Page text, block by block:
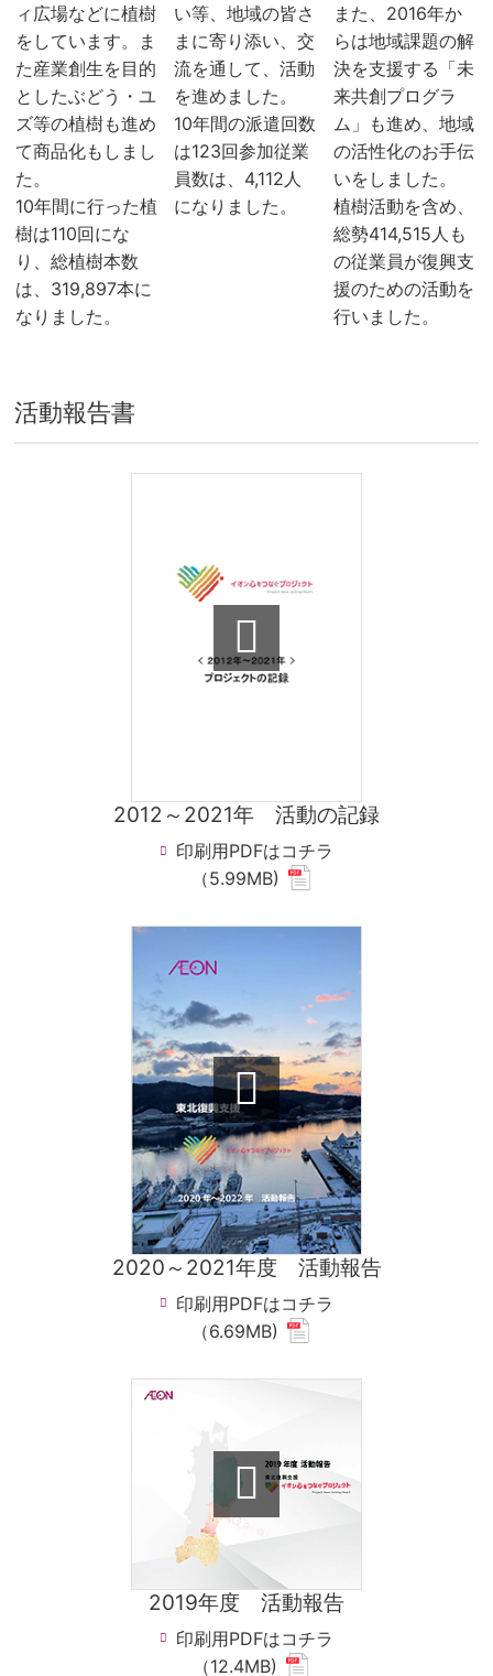
ィ広場などに植樹
をしています。ま
た産業創生を目的
としたぶどう・ユ
ズ等の植樹も進め
て商品化もしまし
た。
10年間に行った植
樹は110回にな
り、総植樹本数
は、319,897本に
なりました。
い等、地域の皆さ
まに寄り添い、交
流を通して、活動
を進めました。
10年間の派遣回数
は123回参加従業
員数は、4,112人
になりました。
また、2016年か
らは地域課題の解
決を支援する「未
来共創プログラ
ム」も進め、地域
の活性化のお手伝
いをしました。
植樹活動を含め、
総勢414,515人も
の従業員が復興支
援のための活動を
行いました。
活動報告書
2012～2021年 活動の記録
印刷用PDFはコチラ
（5.99MB) (new
for
2020～2021年度 活動報告
印刷用PDFはコチラ
（6.69MB) (new
for
2019年度 活動報告
印刷用PDFはコチラ
（12.4MB) (new